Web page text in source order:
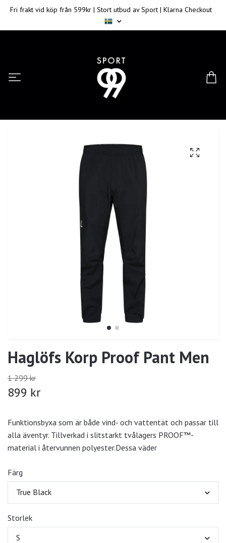
Fri frakt vid köp från 599kr | Stort utbud av Sport | Klarna Checkout
Haglöfs Korp Proof Pant Men
1 299 kr
899 kr
Funktionsbyxa som är både vind- och vattentät och passar till
alla äventyr. Tillverkad i slitstarkt tvålagers PROOF™-
material i återvunnen polyester.Dessa väder
Färg
True Black
Storlek
S